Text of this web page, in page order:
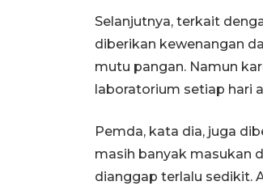
Selanjutnya, terkait
diberikan kewenangan
mutu pangan. Namun
laboratorium setiap hari
Pemda, kata dia, juga
masih banyak masukan
dianggap terlalu sedikit.